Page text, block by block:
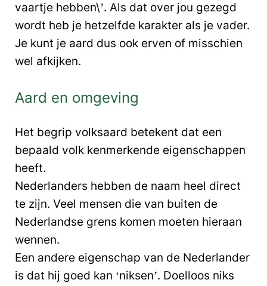
vaartje hebben\’. Als dat over jou gezegd
wordt heb je hetzelfde karakter als je vader.
Je kunt je aard dus ook erven of misschien
wel afkijken.
Aard en omgeving
Het begrip volksaard betekent dat een
bepaald volk kenmerkende eigenschappen
heeft.
Nederlanders hebben de naam heel direct
te zijn. Veel mensen die van buiten de
Nederlandse grens komen moeten hieraan
wennen.
Een andere eigenschap van de Nederlander
is dat hij goed kan ‘niksen’. Doelloos niks